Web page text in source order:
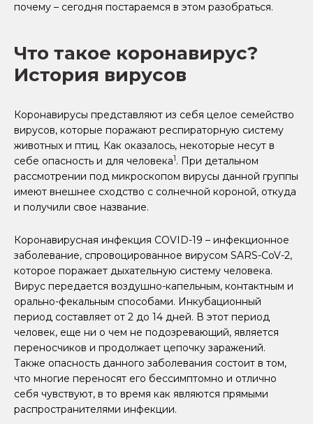
почему – сегодня постараемся в этом разобраться.
Что такое коронавирус?
История вирусов
Коронавирусы представляют из себя целое семейство
вирусов, которые поражают респираторную систему
животных и птиц. Как оказалось, некоторые несут в
себе опасность и для человека1. При детальном
рассмотрении под микроскопом вирусы данной группы
имеют внешнее сходство с солнечной короной, откуда
и получили свое название.
Коронавирусная инфекция COVID-19 – инфекционное
заболевание, спровоцированное вирусом SARS-CoV-2,
которое поражает дыхательную систему человека.
Вирус передается воздушно-капельным, контактным и
орально-фекальным способами. Инкубационный
период составляет от 2 до 14 дней. В этот период
человек, еще ни о чем не подозревающий, является
переносчиков и продолжает цепочку заражений.
Также опасность данного заболевания состоит в том,
что многие переносят его бессимптомно и отлично
себя чувствуют, в то время как являются прямыми
распространителями инфекции.